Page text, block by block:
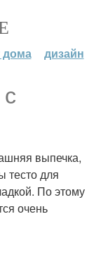
дома дизайн
выпечка,
тесто для
По этому
очень